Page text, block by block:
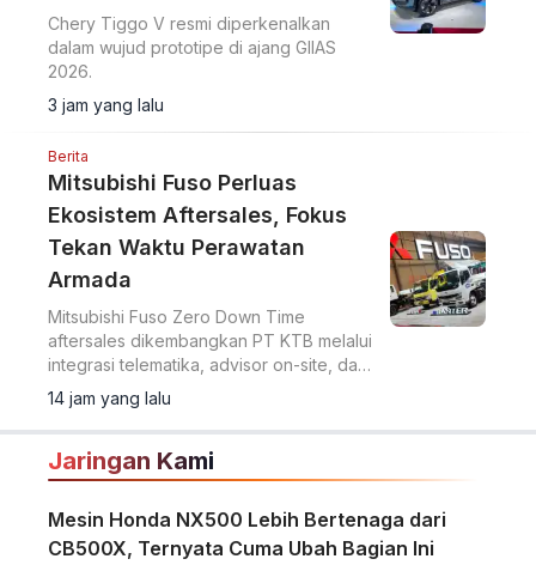
Chery Tiggo V resmi diperkenalkan
dalam wujud prototipe di ajang GIIAS
2026.
3 jam yang lalu
Berita
Mitsubishi Fuso Perluas
Ekosistem Aftersales, Fokus
Tekan Waktu Perawatan
Armada
Mitsubishi Fuso Zero Down Time
aftersales dikembangkan PT KTB melalui
integrasi telematika, advisor on-site, dan
perluasan jaringan servis untuk tekan
downtime armada niaga.
14 jam yang lalu
Jaringan Kami
Mesin Honda NX500 Lebih Bertenaga dari
CB500X, Ternyata Cuma Ubah Bagian Ini